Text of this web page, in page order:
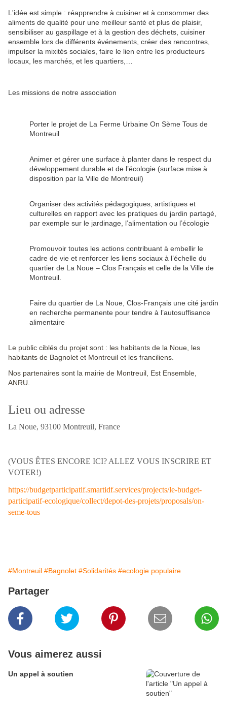
L'idée est simple : réapprendre à cuisiner et à consommer des
aliments de qualité pour une meilleur santé et plus de plaisir,
sensibiliser au gaspillage et à la gestion des déchets, cuisiner
ensemble lors de différents événements, créer des rencontres,
impulser la mixités sociales, faire le lien entre les producteurs
locaux, les marchés, et les quartiers,…
Les missions de notre association
Porter le projet de La Ferme Urbaine On Sème Tous de
Montreuil
Animer et gérer une surface à planter dans le respect du
développement durable et de l’écologie (surface mise à
disposition par la Ville de Montreuil)
Organiser des activités pédagogiques, artistiques et
culturelles en rapport avec les pratiques du jardin partagé,
par exemple sur le jardinage, l’alimentation ou l’écologie
Promouvoir toutes les actions contribuant à embellir le
cadre de vie et renforcer les liens sociaux à l’échelle du
quartier de La Noue – Clos Français et celle de la Ville de
Montreuil.
Faire du quartier de La Noue, Clos-Français une cité jardin
en recherche permanente pour tendre à l’autosuffisance
alimentaire
Le public ciblés du projet sont : les habitants de la Noue, les
habitants de Bagnolet et Montreuil et les franciliens.
Nos partenaires sont la mairie de Montreuil, Est Ensemble,
ANRU.
Lieu ou adresse
La Noue, 93100 Montreuil, France
(VOUS ÊTES ENCORE ICI? ALLEZ VOUS INSCRIRE ET
VOTER!)
https://budgetparticipatif.smartidf.services/projects/le-budget-
participatif-ecologique/collect/depot-des-projets/proposals/on-
seme-tous
#Montreuil #Bagnolet #Solidarités #ecologie populaire
Partager
Vous aimerez aussi
Un appel à soutien